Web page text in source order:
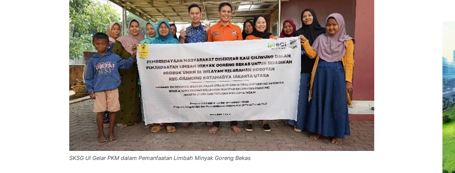
SKSG UI Gelar PKM dalam Pemanfaatan Limbah Minyak Goreng Bekas